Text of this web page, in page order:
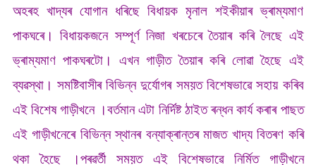
অহৰহ খাদ্যৰ যোগান ধৰিছে বিধায়ক মৃনাল শইকীয়াৰ ভ্ৰাম্যমাণ
পাকঘৰে। বিধায়কজনে সম্পূৰ্ণ নিজা খৰচেৰে তৈয়াৰ কৰি লৈছে এই
ভ্ৰাম্যমাণ পাকঘৰটো। এখন গাড়ীত তৈয়াৰ কৰি লোৱা হৈছে এই
ব্যৱস্থা। সমষ্টিবাসীৰ বিভিন্ন দুৰ্যোগৰ সময়ত বিশেষভাৱে সহায় কৰিব
এই বিশেষ গাড়ীখনে ।বৰ্তমান এটা নিৰ্দিষ্ট ঠাইত ৰন্ধন কাৰ্য কৰাৰ পাছত
এই গাড়ীখনেৰে বিভিন্ন স্থানৰ বন্যাক্ৰান্তৰ মাজত খাদ্য বিতৰণ কৰি
থকা হৈছে ।পৰৱৰ্তী সময়ত এই বিশেষভাৱে নিৰ্মিত গাড়ীখনে